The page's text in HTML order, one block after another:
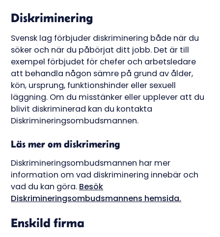
Diskriminering
Svensk lag förbjuder diskriminering både när du
söker och när du påbörjat ditt jobb. Det är till
exempel förbjudet för chefer och arbetsledare
att behandla någon sämre på grund av ålder,
kön, ursprung, funktionshinder eller sexuell
läggning. Om du misstänker eller upplever att du
blivit diskriminerad kan du kontakta
Diskrimineringsombudsmannen.
Läs mer om diskrimering
Diskrimineringsombudsmannen har mer
information om vad diskriminering innebär och
vad du kan göra. Besök
Diskrimineringsombudsmannens hemsida.
Enskild firma